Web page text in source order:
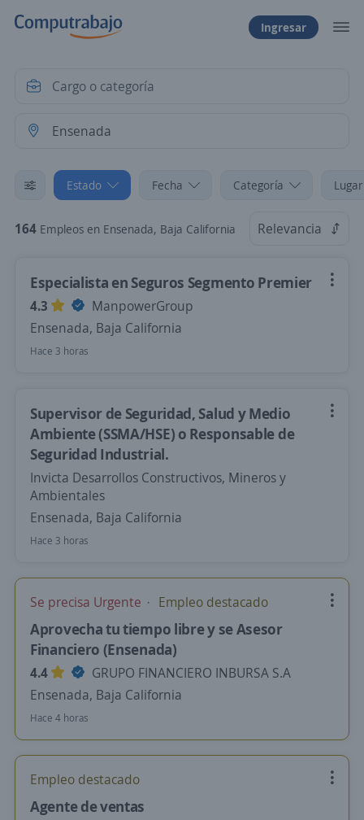
Ingresar
Estado Fecha Categoría
164 Empleos en Ensenada, Baja California Relevancia
Especialista en Seguros Segmento Premier
4.3
ManpowerGroup
Ensenada, Baja California
Hace 3 horas
Supervisor de Seguridad, Salud y Medio
Ambiente (SSMA/HSE) o Responsable de
Seguridad Industrial.
Invicta Desarrollos Constructivos, Mineros y
Ambientales
Ensenada, Baja California
Hace 3 horas
Se precisa Urgente Empleo destacado
Aprovecha tu tiempo libre y se Asesor
Financiero (Ensenada)
4.4
GRUPO FINANCIERO INBURSA S.A
Ensenada, Baja California
Hace 4 horas
Empleo destacado
Agente de ventas